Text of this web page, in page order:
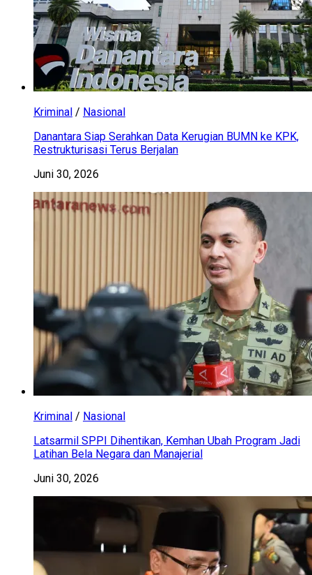
Kriminal / Nasional
Danantara Siap Serahkan Data Kerugian BUMN ke KPK,
Restrukturisasi Terus Berjalan
Juni 30, 2026
Kriminal / Nasional
Latsarmil SPPI Dihentikan, Kemhan Ubah Program Jadi
Latihan Bela Negara dan Manajerial
Juni 30, 2026